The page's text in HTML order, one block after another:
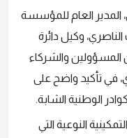
المدير العام للمؤسسة
وكيل دائرة
المسؤولين والشركاء
في تأكيد واضح على
الوطنية الشابة.
النوعية التي